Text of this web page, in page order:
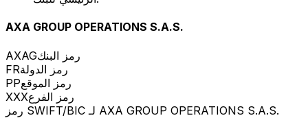
AXA GROUP OPERATIONS S.A.S.
AXAGرمز البنك
FRرمز الدولة
PPرمز الموقع
XXXرمز الفرع
رمز SWIFT/BIC لـ AXA GROUP OPERATIONS S.A.S.